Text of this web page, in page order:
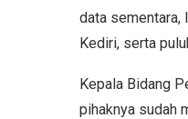
data
Kediri, serta
Kepala Bidang
pihaknya sudah